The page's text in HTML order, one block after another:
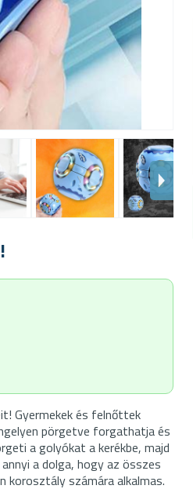
Gyermekek és felnőttek
pörgetve forgathatja és
a golyókat a kerékbe, majd
a dolga, hogy az összes
korosztály számára alkalmas.